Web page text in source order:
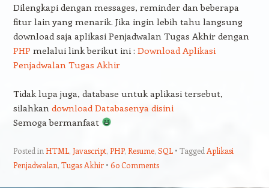
Dilengkapi dengan messages, reminder dan beberapa
fitur lain yang menarik. Jika ingin lebih tahu langsung
download saja aplikasi Penjadwalan Tugas Akhir dengan
PHP melalui link berikut ini : Download Aplikasi
Penjadwalan Tugas Akhir
Tidak lupa juga, database untuk aplikasi tersebut,
silahkan download Databasenya disini
Semoga bermanfaat
Posted in HTML, Javascript, PHP, Resume, SQL Tagged Aplikasi
Penjadwalan, Tugas Akhir 60 Comments